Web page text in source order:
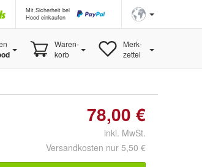
Mit Sicherheit bei
Hood einkaufen
Waren-
korb
Merk-
zettel
78,00 €
inkl. MwSt.
Versandkosten nur 5,50 €